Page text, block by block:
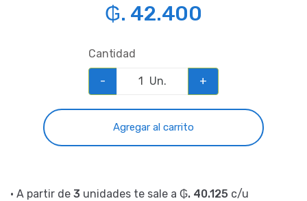
₲. 42.400
Cantidad
- Un. +
Agregar al carrito
• A partir de 3 unidades te sale a ₲. 40.125 c/u